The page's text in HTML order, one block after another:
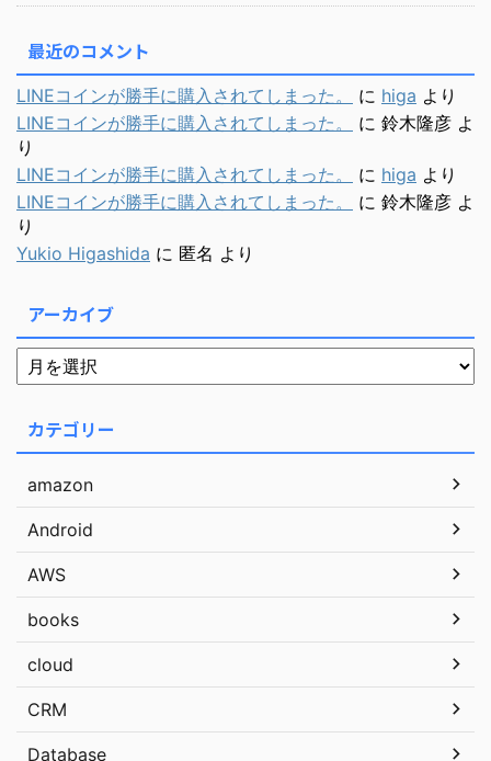
最近のコメント
LINEコインが勝手に購入されてしまった。 に higa より
LINEコインが勝手に購入されてしまった。
に 鈴木隆彦 よ
り
LINEコインが勝手に購入されてしまった。
に higa より
LINEコインが勝手に購入されてしまった。
に 鈴木隆彦 よ
り
Yukio Higashida に 匿名 より
アーカイブ
カテゴリー
amazon
Android
AWS
books
cloud
CRM
Database